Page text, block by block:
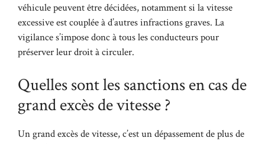
véhicule peuvent être décidées, notamment si la vitesse
excessive est couplée à d’autres infractions graves. La
vigilance s’impose donc à tous les conducteurs pour
préserver leur droit à circuler.
Quelles sont les sanctions en cas de
grand excès de vitesse ?
Un grand excès de vitesse, c’est un dépassement de plus de